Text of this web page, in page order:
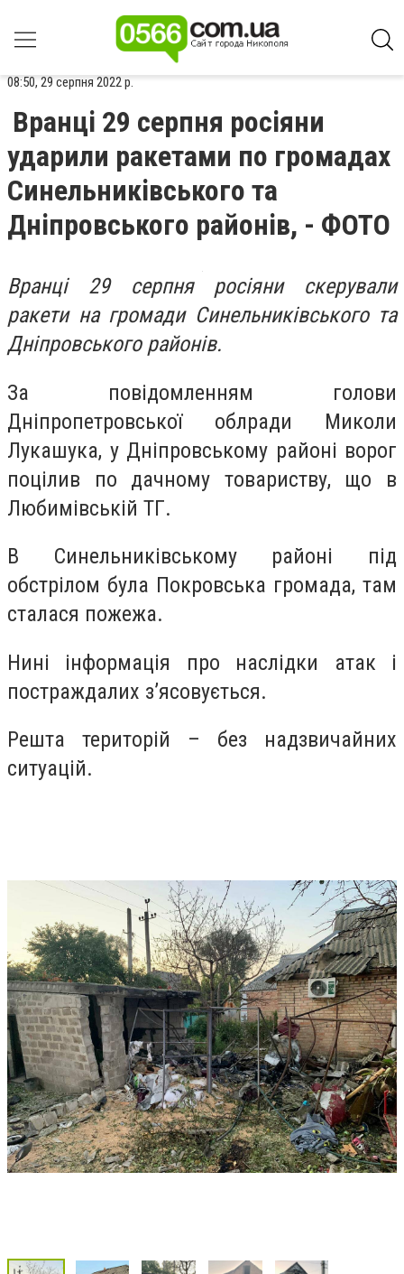
08:50, 29 серпня 2022 р.
Вранці 29 серпня росіяни
ударили ракетами по громадах
Синельниківського та
Дніпровського районів, - ФОТО
Вранці 29 серпня росіяни скерували
ракети на громади Синельниківського та
Дніпровського районів.
За повідомленням голови
Дніпропетровської облради Миколи
Лукашука, у Дніпровському районі ворог
поцілив по дачному товариству, що в
Любимівській ТГ.
В Синельниківському районі під
обстрілом була Покровська громада, там
сталася пожежа.
Нині інформація про наслідки атак і
постраждалих з’ясовується.
Решта територій – без надзвичайних
ситуацій.